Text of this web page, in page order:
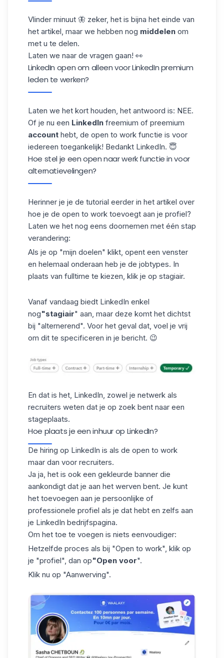
Vlinder minuut 🦋 zeker, het is bijna het einde van
het artikel, maar we hebben nog middelen om
met u te delen.
Laten we naar de vragen gaan! 👀
LinkedIn open om alleen voor LinkedIn premium
leden te werken?
Laten we het kort houden, het antwoord is: NEE.
Of je nu een LinkedIn freemium of preemium
account hebt, de open to work functie is voor
iedereen toegankelijk! Bedankt LinkedIn. 😇
Hoe stel je een open naar werk functie in voor
alternatievelingen?
Herinner je je de tutorial eerder in het artikel over
hoe je de open to work toevoegt aan je profiel?
Laten we het nog eens doornemen met één stap
verandering:
Als je op "mijn doelen" klikt, opent een venster
en helemaal onderaan heb je de jobtypes. In
plaats van fulltime te kiezen, klik je op stagiair.
Vanaf vandaag biedt LinkedIn enkel
nog"stagiair" aan, maar deze komt het dichtst
bij "alternerend". Voor het geval dat, voel je vrij
om dit te specificeren in je bericht. 😉
En dat is het, LinkedIn, zowel je netwerk als
recruiters weten dat je op zoek bent naar een
stageplaats.
Hoe plaats je een inhuur op LinkedIn?
De hiring op LinkedIn is als de open to work
maar dan voor recruiters.
Ja ja, het is ook een gekleurde banner die
aankondigt dat je aan het werven bent. Je kunt
het toevoegen aan je persoonlijke of
professionele profiel als je dat hebt en zelfs aan
je LinkedIn bedrijfspagina.
Om het toe te voegen is niets eenvoudiger:
Hetzelfde proces als bij "Open to work", klik op
je "profiel", dan op"Open voor".
Klik nu op "Aanwerving".